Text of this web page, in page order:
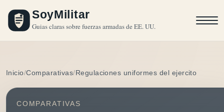
SoyMilitar
Guias claras sobre fuerzas armadas de EE. UU.
Inicio Comparativas Regulaciones uniformes del ejercito
COMPARATIVAS